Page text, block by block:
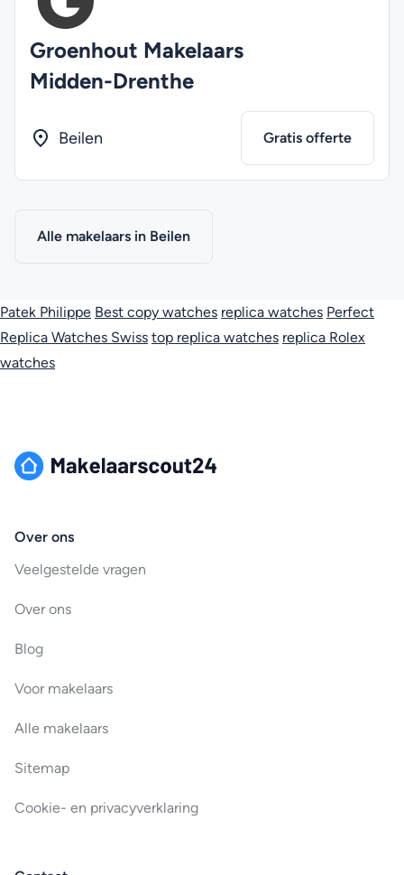
Groenhout Makelaars
Midden-Drenthe
Beilen Gratis offerte
Alle makelaars in Beilen
Patek Philippe Best copy watches replica watches Perfect
Replica Watches Swiss top replica watches replica Rolex
watches
Over ons
Veelgestelde vragen
Over ons
Blog
Voor makelaars
Alle makelaars
Sitemap
Cookie- en privacyverklaring